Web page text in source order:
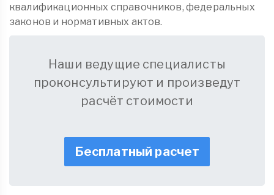
квалификационных справочников, федеральных
законов и нормативных актов.
Наши ведущие специалисты
проконсультируют и произведут
расчёт стоимости
Бесплатный расчет